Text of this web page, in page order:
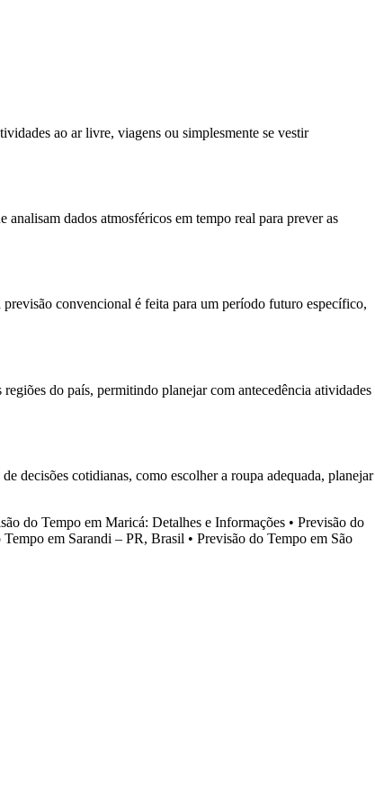
ao ar livre, viagens ou simplesmente se vestir
dados atmosféricos em tempo real para prever as
convencional é feita para um período futuro específico,
do país, permitindo planejar com antecedência atividades
decisões cotidianas, como escolher a roupa adequada, planejar
do Tempo em Maricá: Detalhes e Informações • Previsão do
Tempo em Sarandi – PR, Brasil • Previsão do Tempo em São